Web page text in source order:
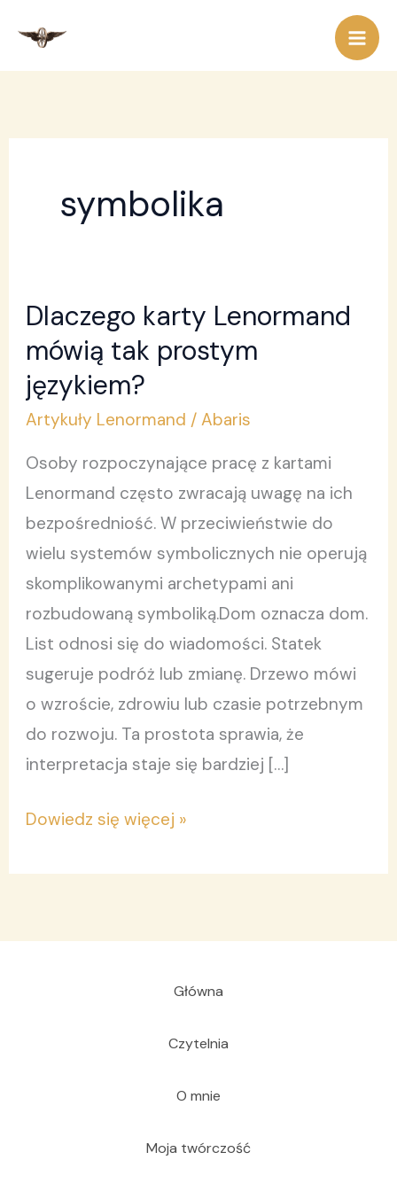
treści
symbolika
Dlaczego karty Lenormand
mówią tak prostym
językiem?
Artykuły Lenormand /Abaris
Osoby rozpoczynające pracę z kartami
Lenormand często zwracają uwagę na ich
bezpośredniość. W przeciwieństwie do
wielu systemów symbolicznych nie operują
skomplikowanymi archetypami ani
rozbudowaną symboliką.Dom oznacza dom.
List odnosi się do wiadomości. Statek
sugeruje podróż lub zmianę. Drzewo mówi
o wzroście, zdrowiu lub czasie potrzebnym
do rozwoju. Ta prostota sprawia, że
interpretacja staje się bardziej […]
Dlaczego
karty
Lenormand
mówią
tak
prostym
językiem?
Dowiedz się więcej »
Główna
Czytelnia
O mnie
Moja twórczość